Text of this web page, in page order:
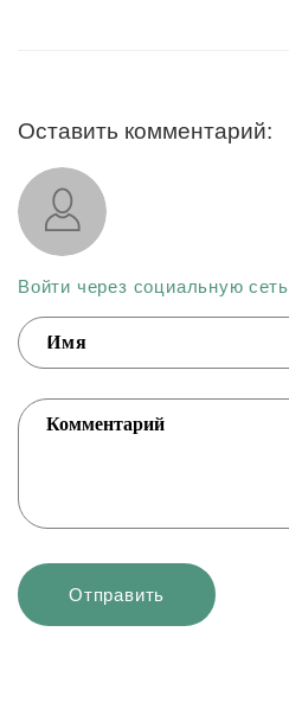
Оставить комментарий:
Войти через социальную сеть